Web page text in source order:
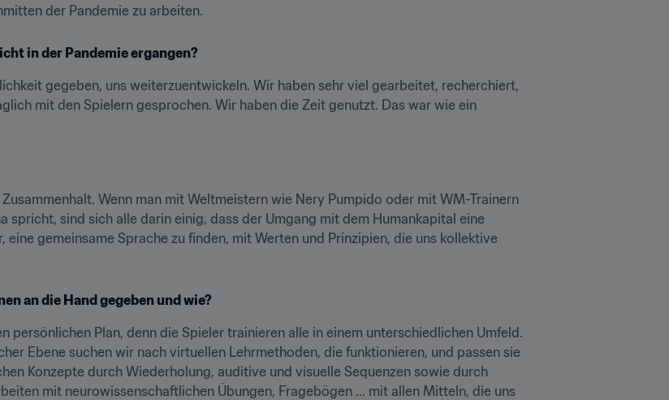
der Pandemie zu arbeiten.
in der Pandemie ergangen?
gegeben, uns weiterzuentwickeln. Wir haben sehr viel gearbeitet, recherchiert,
mit den Spielern gesprochen. Wir haben die Zeit genutzt. Das war wie ein
Wenn man mit Weltmeistern wie Nery Pumpido oder mit WM-Trainern
spricht, sind sich alle darin einig, dass der Umgang mit dem Humankapital eine
gemeinsame Sprache zu finden, mit Werten und Prinzipien, die uns kollektive
an die Hand gegeben und wie?
persönlichen Plan, denn die Spieler trainieren alle in einem unterschiedlichen Umfeld.
Ebene suchen wir nach virtuellen Lehrmethoden, die funktionieren, und passen sie
Konzepte durch Wiederholung, auditive und visuelle Sequenzen sowie durch
mit neurowissenschaftlichen Übungen, Fragebögen ... mit allen Mitteln, die uns